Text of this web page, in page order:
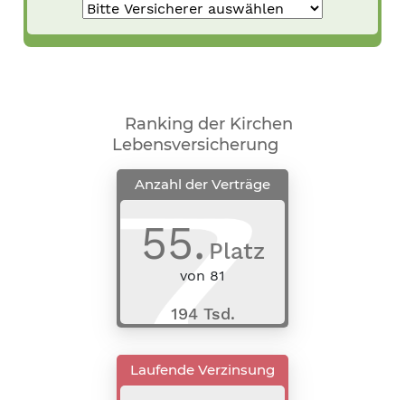
Ranking der Kirchen
Lebensversicherung
Anzahl der Verträge
55. Platz
von 81
194 Tsd.
Laufende Verzinsung